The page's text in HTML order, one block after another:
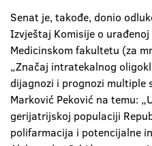
Senat je, takođe, donio
Izvještaj Komisije o
Medicinskom fakultetu (za
„Značaj intratekalnog
dijagnozi i prognozi multiple
Marković Peković na temu:
gerijatrijskoj populaciji
polifarmacija i potencijalne